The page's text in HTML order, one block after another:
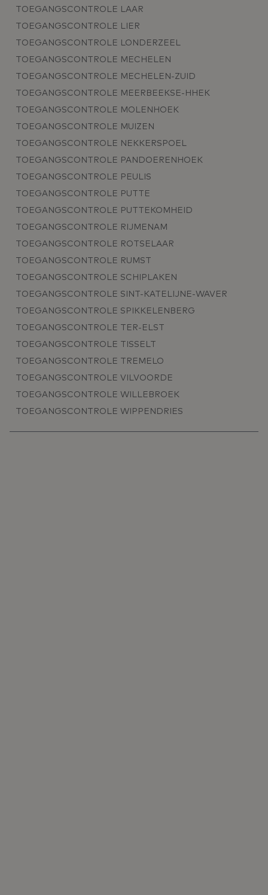
TOEGANGSCONTROLE LAAR
TOEGANGSCONTROLE LIER
TOEGANGSCONTROLE LONDERZEEL
TOEGANGSCONTROLE MECHELEN
TOEGANGSCONTROLE MECHELEN-ZUID
TOEGANGSCONTROLE MEERBEEKSE-HHEK
TOEGANGSCONTROLE MOLENHOEK
TOEGANGSCONTROLE MUIZEN
TOEGANGSCONTROLE NEKKERSPOEL
TOEGANGSCONTROLE PANDOERENHOEK
TOEGANGSCONTROLE PEULIS
TOEGANGSCONTROLE PUTTE
TOEGANGSCONTROLE PUTTEKOMHEID
TOEGANGSCONTROLE RIJMENAM
TOEGANGSCONTROLE ROTSELAAR
TOEGANGSCONTROLE RUMST
TOEGANGSCONTROLE SCHIPLAKEN
TOEGANGSCONTROLE SINT-KATELIJNE-WAVER
TOEGANGSCONTROLE SPIKKELENBERG
TOEGANGSCONTROLE TER-ELST
TOEGANGSCONTROLE TISSELT
TOEGANGSCONTROLE TREMELO
TOEGANGSCONTROLE VILVOORDE
TOEGANGSCONTROLE WILLEBROEK
TOEGANGSCONTROLE WIPPENDRIES